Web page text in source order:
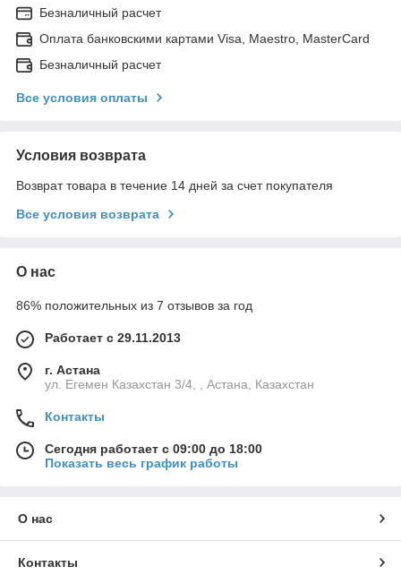
Безналичный расчет
Оплата банковскими картами Visa, Maestro, MasterCard
Безналичный расчет
Все условия оплаты
Условия возврата
Возврат товара в течение 14 дней за счет покупателя
Все условия возврата
О нас
86% положительных из 7 отзывов за год
Работает с 29.11.2013
г. Астана
ул. Егемен Казахстан 3/4, , Астана, Казахстан
Контакты
Сегодня работает с 09:00 до 18:00
Показать весь график работы
О нас
Контакты